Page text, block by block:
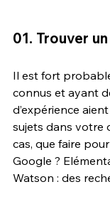
01. Trouver
Il est fort
connus et ayant
d’expérience
sujets dans votre
cas, que faire
Google ?
Watson : des